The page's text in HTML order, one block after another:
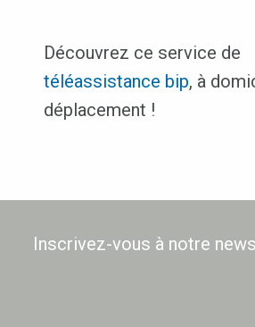
Découvrez ce service de
téléassistance bip, à
déplacement !
Inscrivez-vous à notre